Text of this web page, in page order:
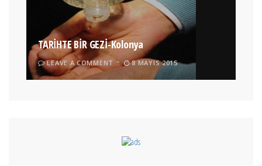
TARİHTE BİR GEZİ-Kolonya
LEAVE A COMMENT 8 MAYIS 2015